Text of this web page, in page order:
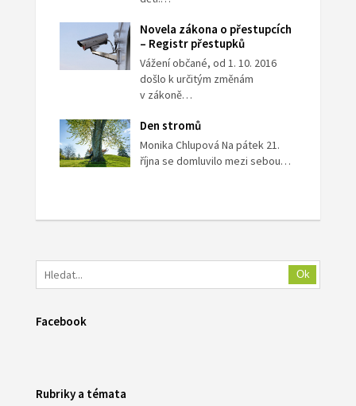
Novela zákona o přestupcích
– Registr přestupků
Vážení občané, od 1. 10. 2016
došlo k určitým změnám
v zákoně…
Den stromů
Monika Chlupová Na pátek 21.
října se domluvilo mezi sebou…
Ok
Facebook
Rubriky a témata